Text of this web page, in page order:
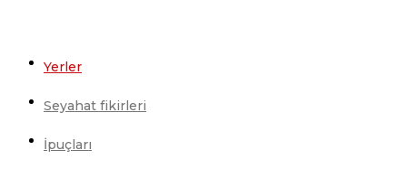
Yerler
Seyahat fikirleri
İpuçları